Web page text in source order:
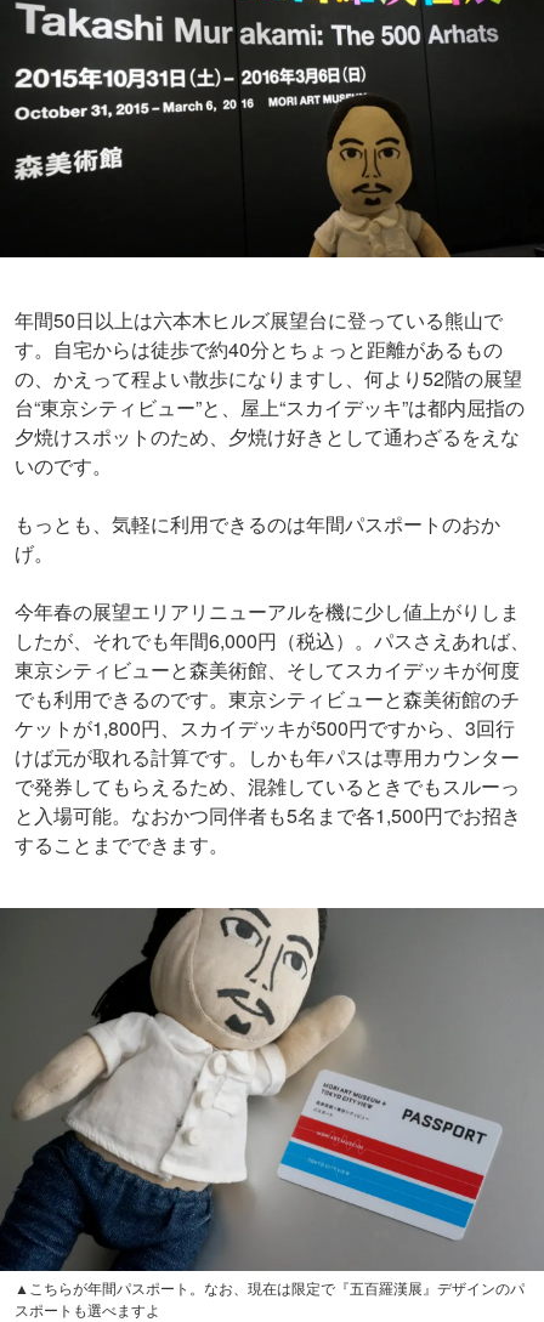
年間50日以上は六本木ヒルズ展望台に登っている熊山で
す。自宅からは徒歩で約40分とちょっと距離があるもの
の、かえって程よい散歩になりますし、何より52階の展望
台“東京シティビュー”と、屋上“スカイデッキ”は都内屈指の
夕焼けスポットのため、夕焼け好きとして通わざるをえな
いのです。
もっとも、気軽に利用できるのは年間パスポートのおか
げ。
今年春の展望エリアリニューアルを機に少し値上がりしま
したが、それでも年間6,000円（税込）。パスさえあれば、
東京シティビューと森美術館、そしてスカイデッキが何度
でも利用できるのです。東京シティビューと森美術館のチ
ケットが1,800円、スカイデッキが500円ですから、3回行
けば元が取れる計算です。しかも年パスは専用カウンター
で発券してもらえるため、混雑しているときでもスルーっ
と入場可能。なおかつ同伴者も5名まで各1,500円でお招き
することまでできます。
▲こちらが年間パスポート。なお、現在は限定で『五百羅漢展』デザインのパ
スポートも選べますよ